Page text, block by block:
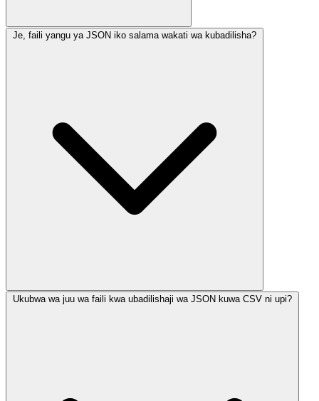
Je, faili yangu ya JSON iko salama wakati wa kubadilisha?
Ukubwa wa juu wa faili kwa ubadilishaji wa JSON kuwa CSV ni upi?